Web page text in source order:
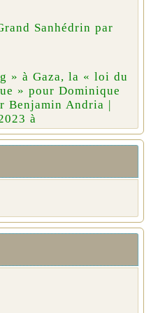
Sanhédrin par
» à Gaza, la « loi du
» pour Dominique
Benjamin Andria |
à